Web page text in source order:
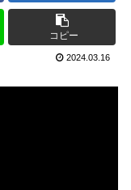
コピー
2024.03.16